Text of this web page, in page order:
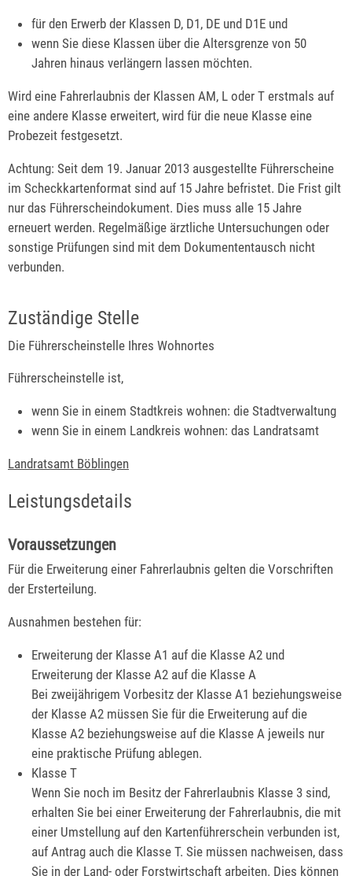
für den Erwerb der Klassen D, D1, DE und D1E und
wenn Sie diese Klassen über die Altersgrenze von 50
Jahren hinaus verlängern lassen möchten.
Wird eine Fahrerlaubnis der Klassen AM, L oder T erstmals auf
eine andere Klasse erweitert, wird für die neue Klasse eine
Probezeit festgesetzt.
Achtung: Seit dem 19. Januar 2013 ausgestellte Führerscheine
im Scheckkartenformat sind auf 15 Jahre befristet. Die Frist gilt
nur das Führerscheindokument. Dies muss alle 15 Jahre
erneuert werden. Regelmäßige ärztliche Untersuchungen oder
sonstige Prüfungen sind mit dem Dokumententausch nicht
verbunden.
Zuständige Stelle
Die Führerscheinstelle Ihres Wohnortes
Führerscheinstelle ist,
wenn Sie in einem Stadtkreis wohnen: die Stadtverwaltung
wenn Sie in einem Landkreis wohnen: das Landratsamt
Landratsamt Böblingen
Leistungsdetails
Voraussetzungen
Für die Erweiterung einer Fahrerlaubnis gelten die Vorschriften
der Ersterteilung.
Ausnahmen bestehen für:
Erweiterung der Klasse A1 auf die Klasse A2 und
Erweiterung der Klasse A2 auf die Klasse A
Bei zweijährigem Vorbesitz der Klasse A1 beziehungsweise
der Klasse A2 müssen Sie für die Erweiterung auf die
Klasse A2 beziehungsweise auf die Klasse A jeweils nur
eine praktische Prüfung ablegen.
Klasse T
Wenn Sie noch im Besitz der Fahrerlaubnis Klasse 3 sind,
erhalten Sie bei einer Erweiterung der Fahrerlaubnis, die mit
einer Umstellung auf den Kartenführerschein verbunden ist,
auf Antrag auch die Klasse T. Sie müssen nachweisen, dass
Sie in der Land- oder Forstwirtschaft arbeiten. Dies können